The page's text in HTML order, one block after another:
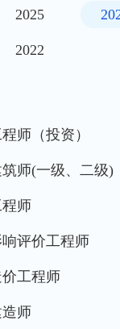
2025
2022
师（投资）
筑师(一级、二级)
师
评价工程师
工程师
师